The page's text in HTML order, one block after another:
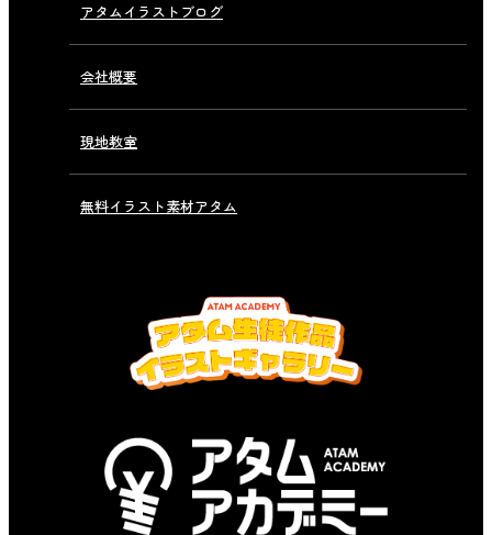
アタムイラストブログ
会社概要
現地教室
無料イラスト素材アタム